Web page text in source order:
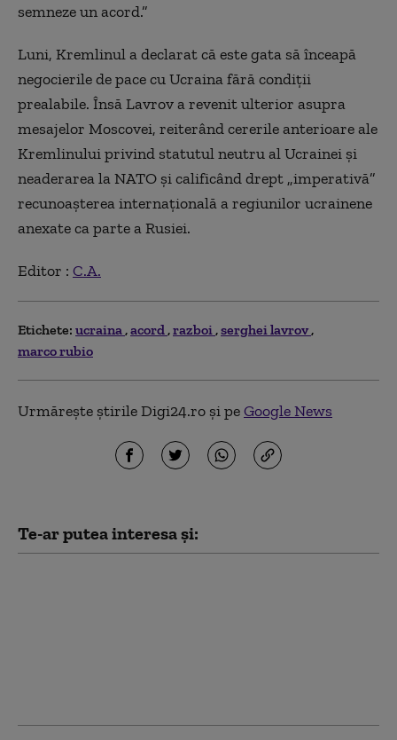
semneze un acord.”
Luni, Kremlinul a declarat că este gata să înceapă
negocierile de pace cu Ucraina fără condiții
prealabile. Însă Lavrov a revenit ulterior asupra
mesajelor Moscovei, reiterând cererile anterioare ale
Kremlinului privind statutul neutru al Ucrainei și
neaderarea la NATO și calificând drept „imperativă”
recunoașterea internațională a regiunilor ucrainene
anexate ca parte a Rusiei.
Editor : C.A.
Etichete: ucraina acord razboi serghei lavrov
marco rubio
Urmărește știrile Digi24.ro și peGoogle News
Te-ar putea interesa și: